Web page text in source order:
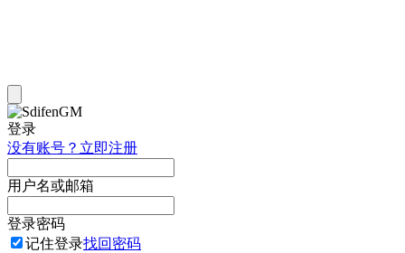
登录
没有账号？立即注册
用户名或邮箱
登录密码
记住登录找回密码